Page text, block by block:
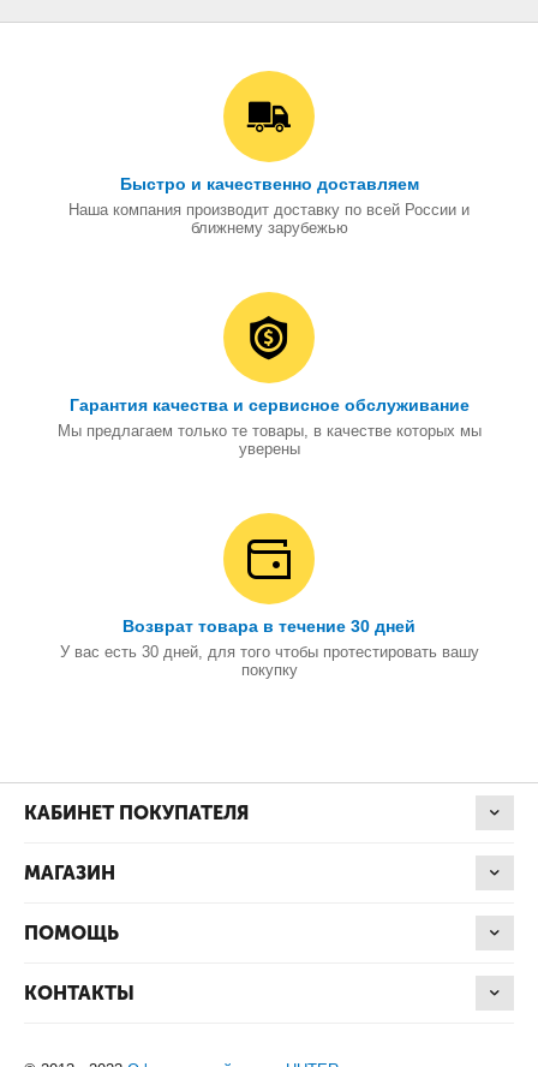
Быстро и качественно доставляем
Наша компания производит доставку по всей России и
ближнему зарубежью
Гарантия качества и сервисное обслуживание
Мы предлагаем только те товары, в качестве которых мы
уверены
Возврат товара в течение 30 дней
У вас есть 30 дней, для того чтобы протестировать вашу
покупку
КАБИНЕТ ПОКУПАТЕЛЯ
МАГАЗИН
ПОМОЩЬ
КОНТАКТЫ